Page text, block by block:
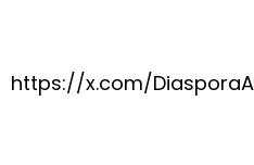
https://x.com/